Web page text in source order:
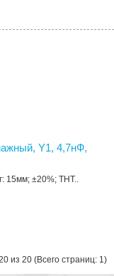
Y1, 4,7нФ,
±20%; THT..
из 20 (Всего страниц: 1)